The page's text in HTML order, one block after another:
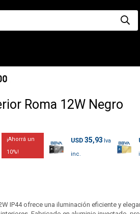
Roma 12W Negro
10
USD 35,93
IP44 ofrece una iluminación eficiente y